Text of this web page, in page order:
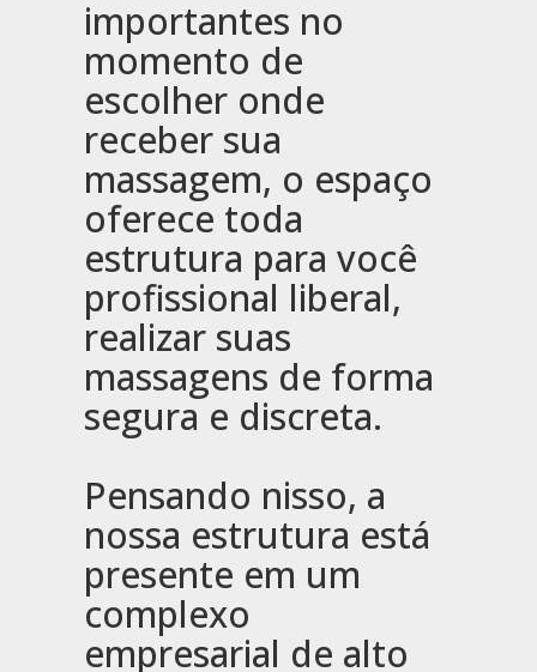
importantes no
momento de
escolher onde
receber sua
massagem, o espaço
oferece toda
estrutura para você
profissional liberal,
realizar suas
massagens de forma
segura e discreta.
Pensando nisso, a
nossa estrutura está
presente em um
complexo
empresarial de alto